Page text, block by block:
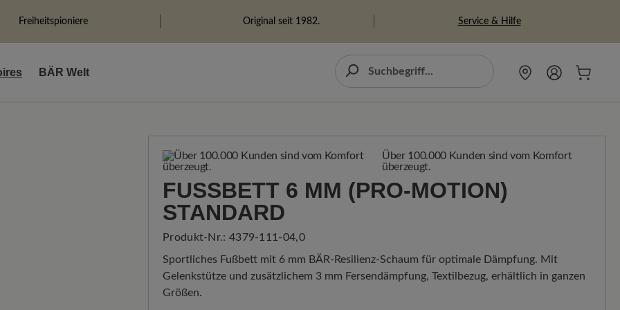
Freiheitspioniere Original seit 1982. Service & Hilfe
BÄR Welt
Über 100.000 Kunden sind vom Komfort
überzeugt.
FUSSBETT 6 MM (PRO-MOTION) S
TANDARD
Produkt-Nr.: 4379-111-04,0
Sportliches Fußbett mit 6 mm BÄR-Resilienz-Schaum für optimale Dämpfung. Mit
Gelenkstütze und zusätzlichem 3 mm Fersendämpfung, Textilbezug, erhältlich in ganzen
Größen.